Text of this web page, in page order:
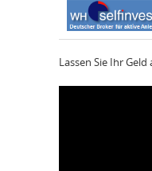
Lassen Sie Ihr